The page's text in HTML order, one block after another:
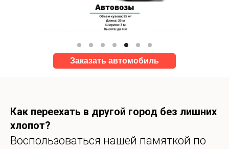
Заказать автомобиль
Как переехать в другой город без лишних
хлопот?
Воспользоваться нашей памяткой по